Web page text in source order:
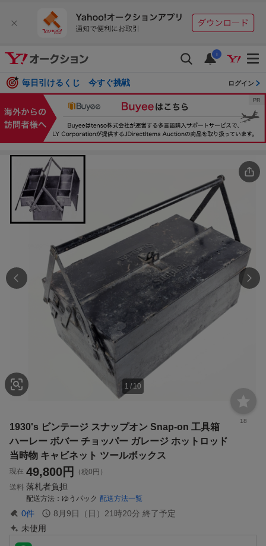
i
毎日引けるくじ 今すぐ挑戦 ログイン
1 /10
18
1930's ビンテージ スナップオン Snap-on 工具箱
ハーレー ボバー チョッパー ガレージ ホットロッド
当時物 キャビネット ツールボックス
現在 49,800円
（税0円）
送料 落札者負担
配送方法 ゆうパック 配送方法一覧
0件 8月9日（日）21時20分 終了予定
未使用